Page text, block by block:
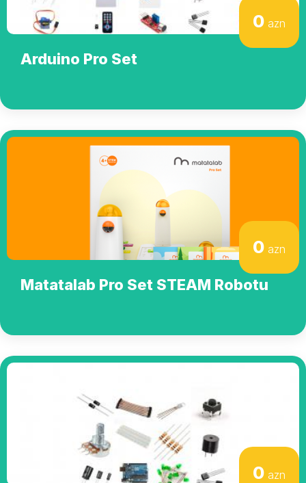
Arduino Pro Set
0 azn
Matatalab Pro Set STEAM Robotu
0 azn
0 azn